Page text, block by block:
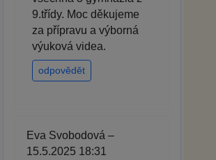
9.třídy. Moc děkujeme
za přípravu a výborná
výuková videa.
odpovědět
Eva Svobodová –
15.5.2025 18:31